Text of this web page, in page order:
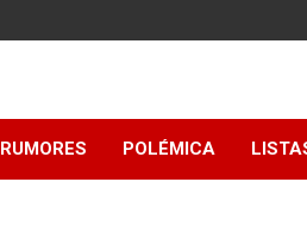
RUMORES POLÉMICA